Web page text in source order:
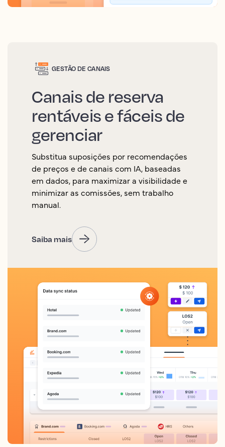
GESTÃO DE CANAIS
Canais de reserva
rentáveis e fáceis de
gerenciar
Substitua suposições por recomendações
de preços e de canais com IA, baseadas
em dados, para maximizar a visibilidade e
minimizar as comissões, sem trabalho
manual.
Saiba mais